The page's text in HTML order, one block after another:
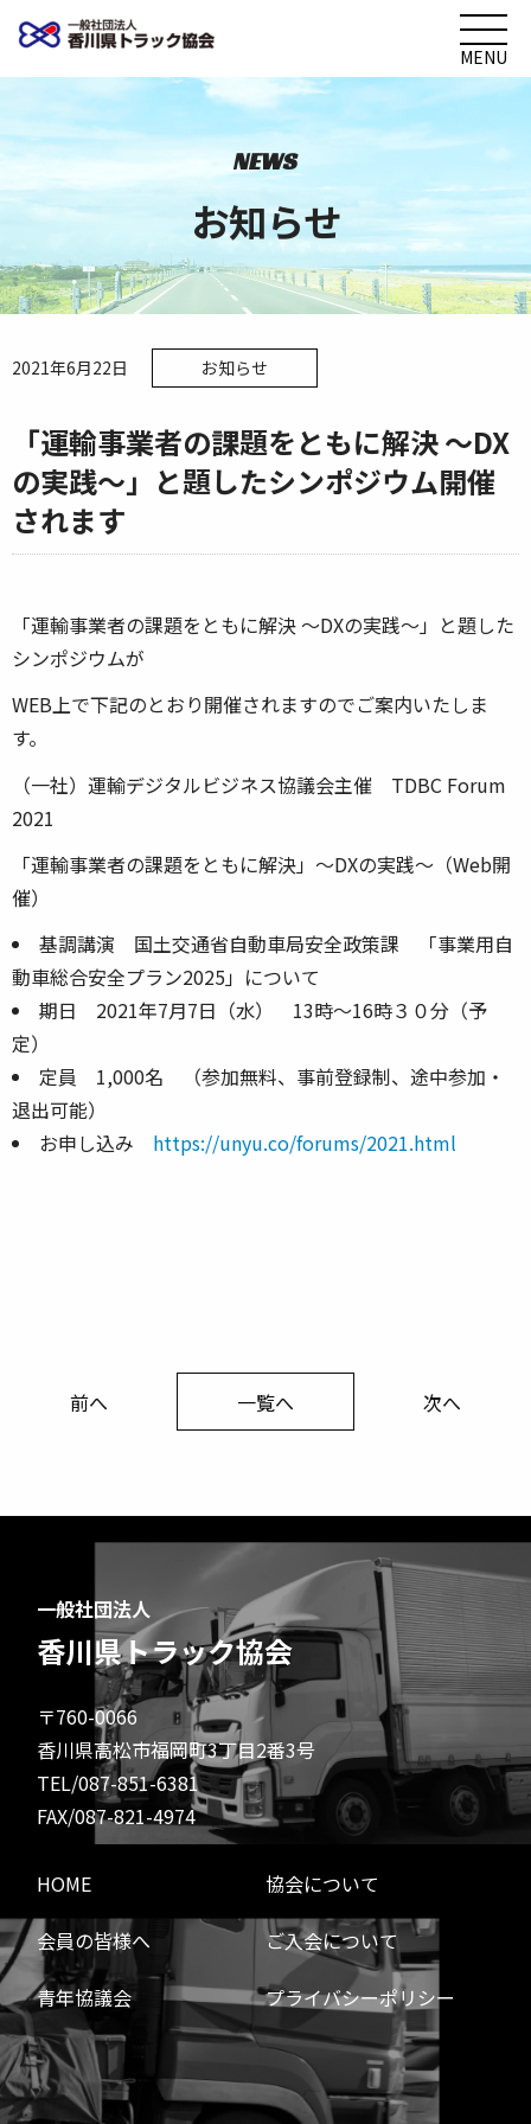
MENU
NEWS
お知らせ
2021年6月22日 お知らせ
「運輸事業者の課題をともに解決 〜DX
の実践〜」と題したシンポジウム開催
されます
「運輸事業者の課題をともに解決 〜DXの実践〜」と題した
シンポジウムが
WEB上で下記のとおり開催されますのでご案内いたしま
す。
（一社）運輸デジタルビジネス協議会主催 TDBC Forum
2021
「運輸事業者の課題をともに解決」～DXの実践～（Web開
催）
基調講演 国土交通省自動車局安全政策課 「事業用自
動車総合安全プラン2025」について
期日 2021年7月7日（水） 13時～16時３０分（予
定）
定員 1,000名 （参加無料、事前登録制、途中参加・
退出可能）
お申し込み https://unyu.co/forums/2021.html
前へ 一覧へ 次へ
一般社団法人
香川県トラック協会
〒760-0066
香川県高松市福岡町3丁目2番3号
TEL/087-851-6381
FAX/087-821-4974
HOME
協会について
会員の皆様へ
ご入会について
青年協議会
プライバシーポリシー